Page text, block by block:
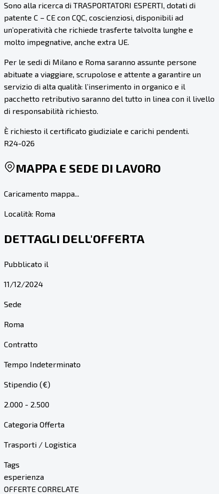
Sono alla ricerca di TRASPORTATORI ESPERTI, dotati di
patente C – CE con CQC, coscienziosi, disponibili ad
un’operatività che richiede trasferte talvolta lunghe e
molto impegnative, anche extra UE.
Per le sedi di Milano e Roma saranno assunte persone
abituate a viaggiare, scrupolose e attente a garantire un
servizio di alta qualità: l’inserimento in organico e il
pacchetto retributivo saranno del tutto in linea con il livello
di responsabilità richiesto.
È richiesto il certificato giudiziale e carichi pendenti.
R24-026
MAPPA E SEDE DI LAVORO
Caricamento mappa...
Località: Roma
DETTAGLI DELL'OFFERTA
Pubblicato il
11/12/2024
Sede
Roma
Contratto
Tempo Indeterminato
Stipendio (€)
2.000 - 2.500
Categoria Offerta
Trasporti / Logistica
Tags
esperienza
OFFERTE CORRELATE